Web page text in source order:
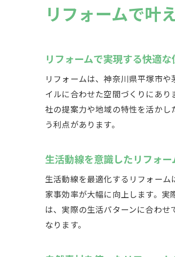
リフォームで叶
リフォームで実現する快適
リフォームは、神奈川県平塚市
イルに合わせた空間づくりにあ
社の提案力や地域の特性を活か
う利点があります。
生活動線を意識したリフォ
生活動線を最適化するリフォーム
家事効率が大幅に向上します。
は、実際の生活パターンに合わ
なります。